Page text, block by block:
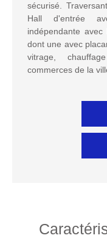
sécurisé.
Hall d'entrée
indépendante
dont une avec
vitrage,
commerces de la